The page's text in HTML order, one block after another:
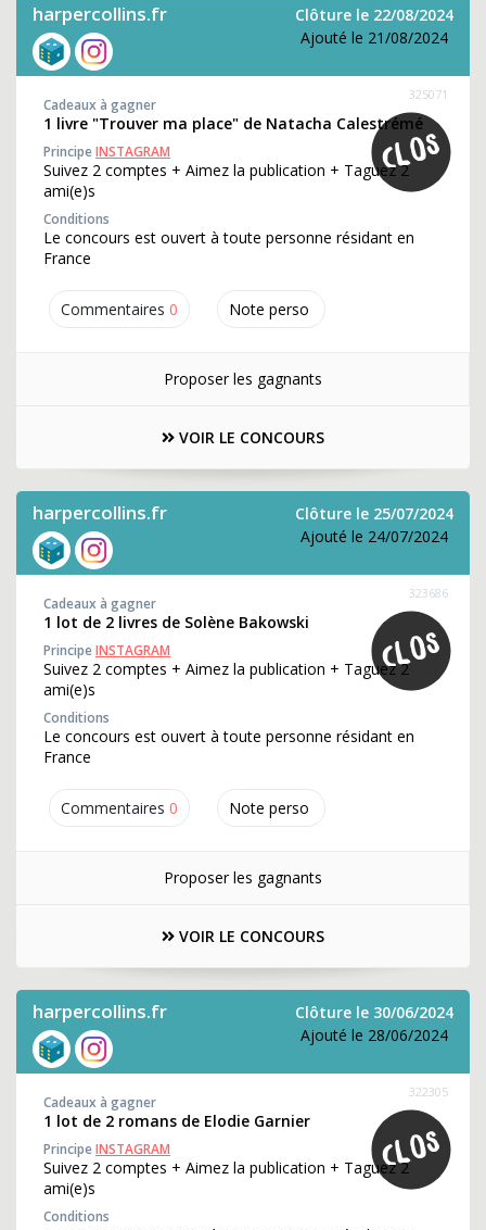
harpercollins.fr
Clôture le 22/08/2024
Ajouté le 21/08/2024
Commentaires 0 Note perso
325071
Cadeaux à gagner
1 livre "Trouver ma place" de Natacha Calestrémé
PrincipeINSTAGRAM
Suivez 2 comptes + Aimez la publication + Taguez 2
ami(e)s
Conditions
Le concours est ouvert à toute personne résidant en
France
Proposer les gagnants
VOIR LE CONCOURS
harpercollins.fr
Clôture le 25/07/2024
Ajouté le 24/07/2024
Commentaires 0 Note perso
323686
Cadeaux à gagner
1 lot de 2 livres de Solène Bakowski
PrincipeINSTAGRAM
Suivez 2 comptes + Aimez la publication + Taguez 2
ami(e)s
Conditions
Le concours est ouvert à toute personne résidant en
France
Proposer les gagnants
VOIR LE CONCOURS
harpercollins.fr
Clôture le 30/06/2024
Ajouté le 28/06/2024
322305
Cadeaux à gagner
1 lot de 2 romans de Elodie Garnier
PrincipeINSTAGRAM
Suivez 2 comptes + Aimez la publication + Taguez 2
ami(e)s
Conditions